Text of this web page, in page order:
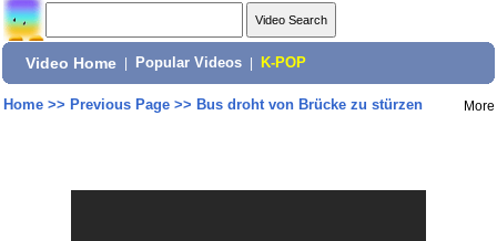
Video Home Popular Videos K-POP
Home>> Previous Page>> Bus droht von Brücke zu stürzen More